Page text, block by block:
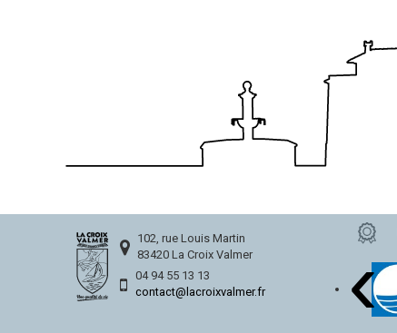
102, rue Louis Martin
83420 La Croix Valmer
04 94 55 13 13
contact@lacroixvalmer.fr
‹